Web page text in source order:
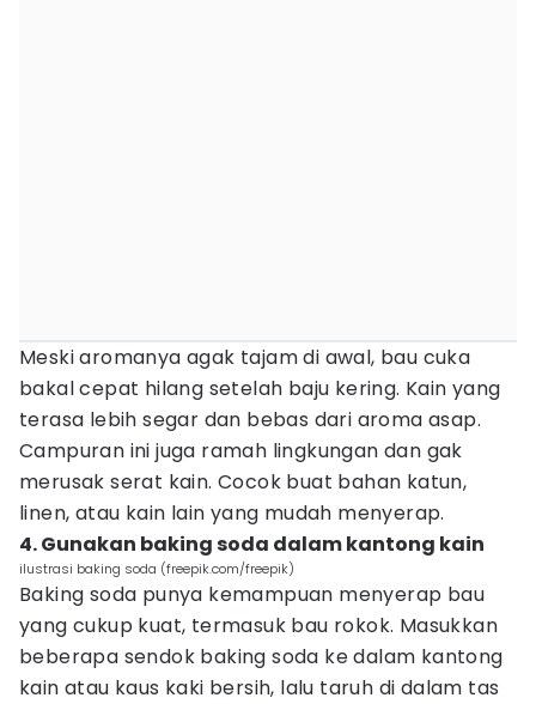
Meski aromanya agak tajam di awal, bau cuka
bakal cepat hilang setelah baju kering. Kain yang
terasa lebih segar dan bebas dari aroma asap.
Campuran ini juga ramah lingkungan dan gak
merusak serat kain. Cocok buat bahan katun,
linen, atau kain lain yang mudah menyerap.
4. Gunakan baking soda dalam kantong kain
ilustrasi baking soda (freepik.com/freepik)
Baking soda punya kemampuan menyerap bau
yang cukup kuat, termasuk bau rokok. Masukkan
beberapa sendok baking soda ke dalam kantong
kain atau kaus kaki bersih, lalu taruh di dalam tas